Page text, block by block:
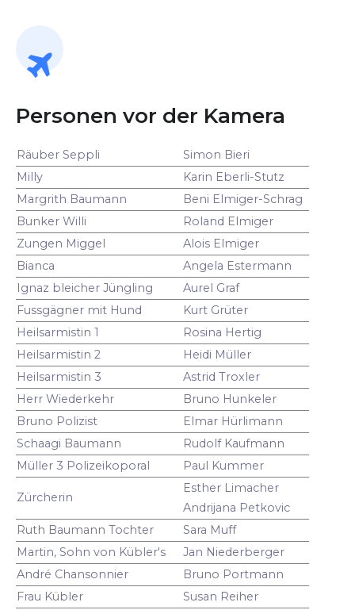
Personen vor der Kamera
Räuber Seppli
Simon Bieri
Milly
Karin Eberli-Stutz
Margrith Baumann
Beni Elmiger-Schrag
Bunker Willi
Roland Elmiger
Zungen Miggel
Alois Elmiger
Bianca
Angela Estermann
Ignaz bleicher Jüngling
Aurel Graf
Fussgägner mit Hund
Kurt Grüter
Heilsarmistin 1
Rosina Hertig
Heilsarmistin 2
Heidi Müller
Heilsarmistin 3
Astrid Troxler
Herr Wiederkehr
Bruno Hunkeler
Bruno Polizist
Elmar Hürlimann
Schaagi Baumann
Rudolf Kaufmann
Müller 3 Polizeikoporal
Paul Kummer
Zürcherin
Esther Limacher
Andrijana Petkovic
Ruth Baumann Tochter
Sara Muff
Martin, Sohn von Kübler's
Jan Niederberger
André Chansonnier
Bruno Portmann
Frau Kübler
Susan Reiher